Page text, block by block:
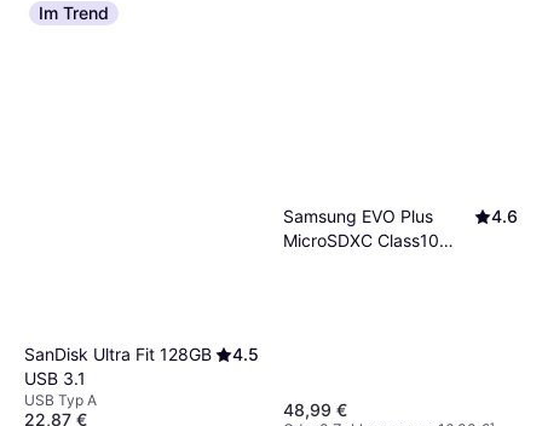
Im Trend
SanDisk Ultra Fit 128GB
USB 3.1
4.5
USB Typ A
22,87 €
Samsung EVO Plus
MicroSDXC Class10
4.6
48,99 €